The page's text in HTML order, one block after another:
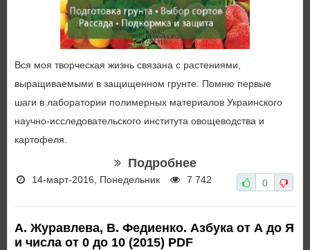
Вся моя творческая жизнь связана с растениями,
выращиваемыми в защищенном грунте. Помню первые
шаги в лаборатории полимерных материалов Украинского
научно-исследовательского института овощеводства и
картофеля.
Подробнее
14-март-2016, Понедельник 7 742 0
А. Журавлева, В. Федиенко. Азбука от А до Я
и числа от 0 до 10 (2015) PDF